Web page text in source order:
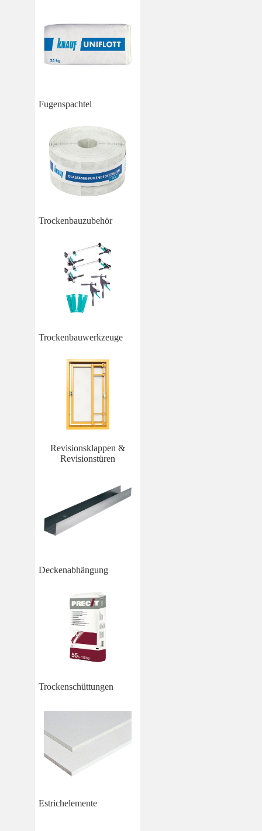
Fugenspachtel
Trockenbauzubehör
Trockenbauwerkzeuge
Revisionsklappen &
Revisionstüren
Deckenabhängung
Trockenschüttungen
Estrichelemente